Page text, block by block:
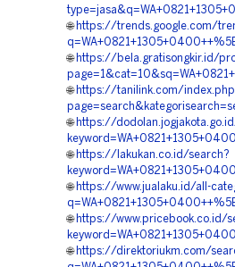
🌐 https://trends.google.com/
🌐 https://bela.gratisongkir.id/
🌐 https://tanilink.com/
🌐 https://
🌐 https://lakukan.co.id/search?
🌐 https://www.jualaku.id/all-
🌐 https://www.pricebook.co.id/
🌐 https://direktoriukm.com/